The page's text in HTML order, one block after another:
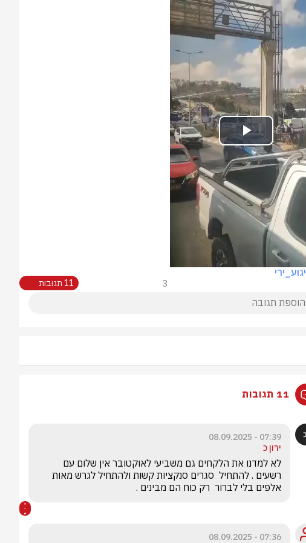
Play
Video
3 11 תגובות
11 תגובות
07:39 - 08.09.2025
ירון כ
אלפים בלי לברור  רק כוח הם מבינים .
07:36 - 08.09.2025